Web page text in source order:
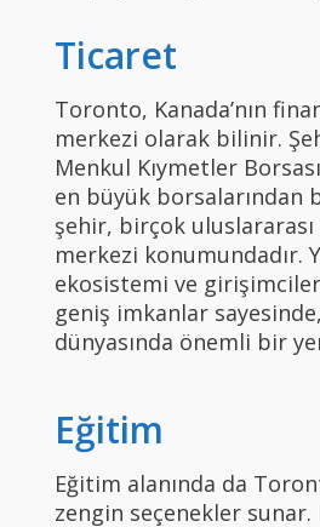
Ticaret
Toronto, Kanada’nın
merkezi olarak bilinir.
Menkul Kıymetler
en büyük borsalarından
şehir, birçok
merkezi konumundadır.
ekosistemi ve
geniş imkanlar
dünyasında önemli bir
Eğitim
Eğitim alanında da
zengin seçenekler sunar.